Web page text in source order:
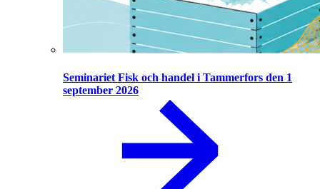
Seminariet Fisk och handel i Tammerfors den 1
september 2026